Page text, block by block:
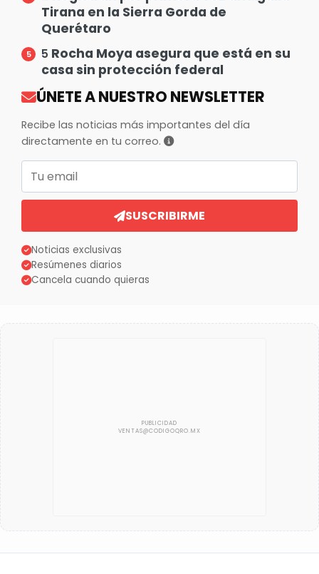
Tirana en la Sierra Gorda de
Querétaro
5 Rocha Moya asegura que está en su
casa sin protección federal
ÚNETE A NUESTRO NEWSLETTER
Recibe las noticias más importantes del día
directamente en tu correo.
Correo electrónico
SUSCRIBIRME
Noticias exclusivas
Resúmenes diarios
Cancela cuando quieras